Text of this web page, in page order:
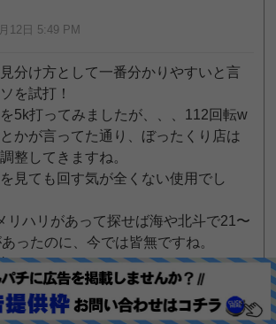
12日 5:49 PM
分け方として一番分かりやすいと言
を試打！
5k打ってみましたが、、、112回転w
かが言ってた通り、ぼったくり店は
整してきますね。
見ても回す気が全くない使用でし
リハリがあって探せば海や北斗で21〜
ったのに、今では皆無ですね。
ってくれるからぼったくりしてるけ
の半分もお客はいないです。
度と来ることはないと確認出来たの